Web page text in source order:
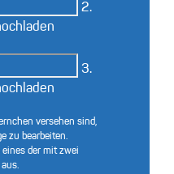
2.
3.
versehen sind,
zu bearbeiten.
der mit zwei